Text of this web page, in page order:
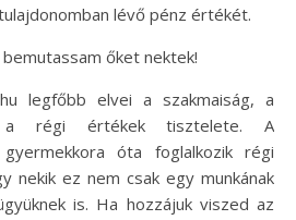
lévő pénz értékét.
őket nektek!
legfőbb elvei a szakmaiság, a
a régi értékek tisztelete. A
óta foglalkozik régi
nekik ez nem csak egy munkának
is. Ha hozzájuk viszed az